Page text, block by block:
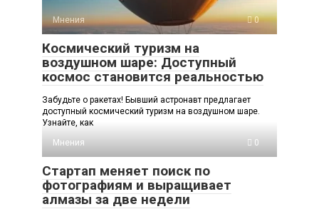
Мнения 0
Космический туризм на
воздушном шаре: Доступный
космос становится реальностью
Забудьте о ракетах! Бывший астронавт предлагает
доступный космический туризм на воздушном шаре.
Узнайте, как
Мнения
0
Стартап меняет поиск по
фотографиям и выращивает
алмазы за две недели